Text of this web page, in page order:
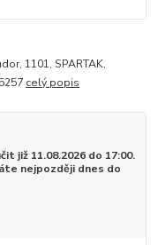
1101, SPARTAK,
celý popis
již 11.08.2026 do 17:00.
nejpozději dnes do